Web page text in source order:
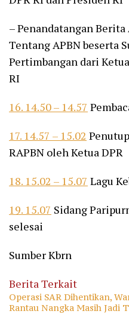
– Penandatangan Berita
Tentang APBN beserta
Pertimbangan dari
RI
16. 14.50 – 14.57
17. 14.57 – 15.02
RAPBN oleh Ketua DPR
18. 15.02 – 15.07 Lagu
19. 15.07 Sidang
selesai
Sumber Kbrn
Berita Terkait
Operasi SAR Dihentikan,
Rantau Nangka Masih Jadi